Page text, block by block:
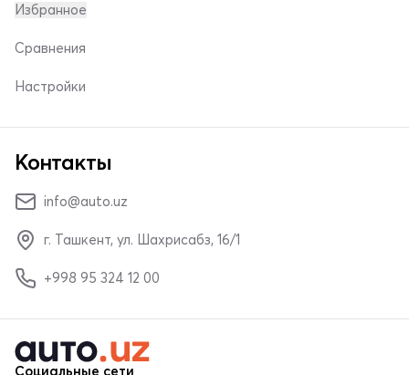
Избранное
Сравнения
Настройки
Контакты
info@auto.uz
г. Ташкент, ул. Шахрисабз, 16/1
+998 95 324 12 00
Социальные сети